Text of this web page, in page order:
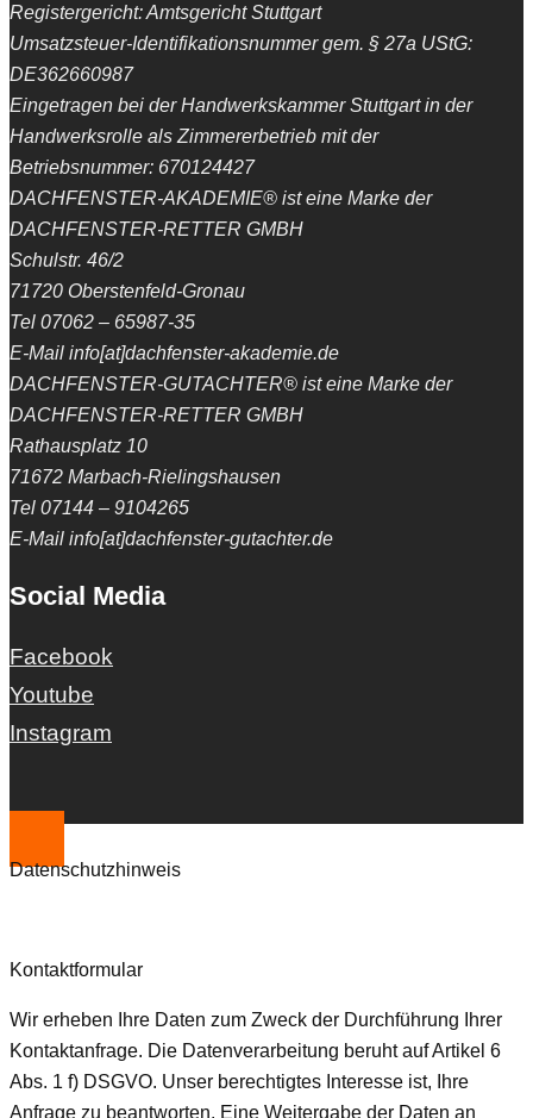
Registergericht: Amtsgericht Stuttgart
Umsatzsteuer-Identifikationsnummer gem. § 27a UStG:
DE362660987
Eingetragen bei der Handwerkskammer Stuttgart in der
Handwerksrolle als Zimmererbetrieb mit der
Betriebsnummer: 670124427
DACHFENSTER-AKADEMIE® ist eine Marke der
DACHFENSTER-RETTER GMBH
Schulstr. 46/2
71720 Oberstenfeld-Gronau
Tel 07062 – 65987-35
E-Mail info[at]dachfenster-akademie.de
DACHFENSTER-GUTACHTER® ist eine Marke der
DACHFENSTER-RETTER GMBH
Rathausplatz 10
71672 Marbach-Rielingshausen
Tel 07144 – 9104265
E-Mail info[at]dachfenster-gutachter.de
Social Media
Facebook
Youtube
Instagram
Datenschutzhinweis
Kontaktformular
Wir erheben Ihre Daten zum Zweck der Durchführung Ihrer
Kontaktanfrage. Die Datenverarbeitung beruht auf Artikel 6
Abs. 1 f) DSGVO. Unser berechtigtes Interesse ist, Ihre
Anfrage zu beantworten. Eine Weitergabe der Daten an